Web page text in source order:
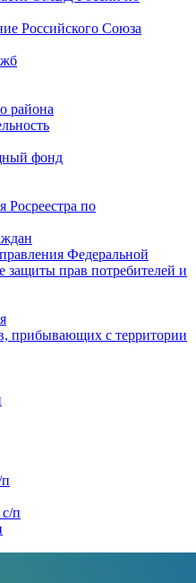
Российского Союза
района
фонд
Росреестра по
Федеральной
защиты прав потребителей и
прибывающих с территории
п